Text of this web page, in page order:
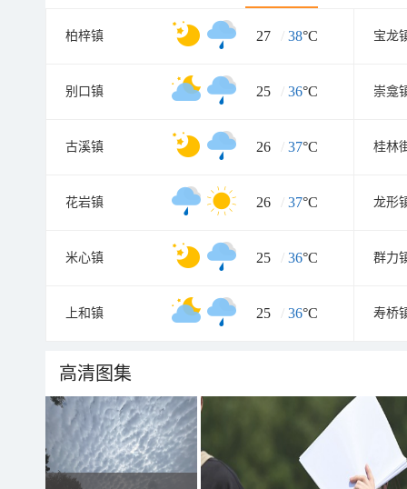
柏梓镇 27 / 38°C 宝龙
别口镇 25 / 36°C 崇龛
古溪镇 26 / 37°C 桂林
花岩镇 26 / 37°C 龙形
米心镇 25 / 36°C 群力
上和镇 25 / 36°C 寿桥
高清图集